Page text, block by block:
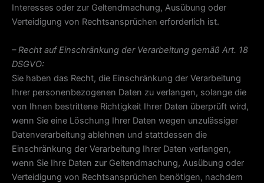
Interesses oder zur Geltendmachung, Ausübung oder
Verteidigung von Rechtsansprüchen erforderlich ist.
– Recht auf Einschränkung der Verarbeitung gemäß Art. 18
DSGVO:
Sie haben das Recht, die Einschränkung der Verarbeitung
Ihrer personenbezogenen Daten zu verlangen, solange die
von Ihnen bestrittene Richtigkeit Ihrer Daten überprüft wird,
wenn Sie eine Löschung Ihrer Daten wegen unzulässiger
Datenverarbeitung ablehnen und stattdessen die
Einschränkung der Verarbeitung Ihrer Daten verlangen,
wenn Sie Ihre Daten zur Geltendmachung, Ausübung oder
Verteidigung von Rechtsansprüchen benötigen, nachdem